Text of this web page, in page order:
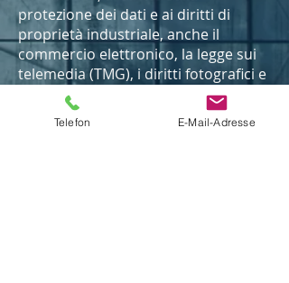
protezione dei dati e ai diritti di
proprietà industriale, anche il
commercio elettronico, la legge sui
telemedia (TMG), i diritti fotografici e
la libertà di espressione potrebbero
avere un ruolo nel vostro caso.
Diritto della proprietà intellettuale
Telefon E-Mail-Adresse